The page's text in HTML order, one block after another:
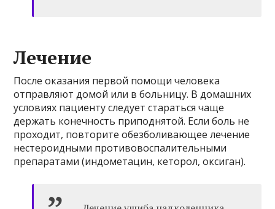
Лечение
После оказания первой помощи человека
отправляют домой или в больницу. В домашних
условиях пациенту следует стараться чаще
держать конечность приподнятой. Если боль не
проходит, повторите обезболивающее лечение
нестероидными противовоспалительными
препаратами (индометацин, кеторол, оксиган).